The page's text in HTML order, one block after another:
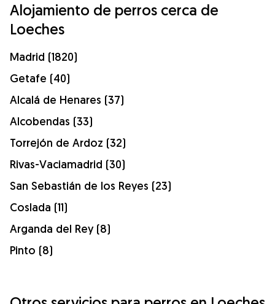
Alojamiento de perros cerca de
Loeches
Madrid (1820)
Getafe (40)
Alcalá de Henares (37)
Alcobendas (33)
Torrejón de Ardoz (32)
Rivas-Vaciamadrid (30)
San Sebastián de los Reyes (23)
Coslada (11)
Arganda del Rey (8)
Pinto (8)